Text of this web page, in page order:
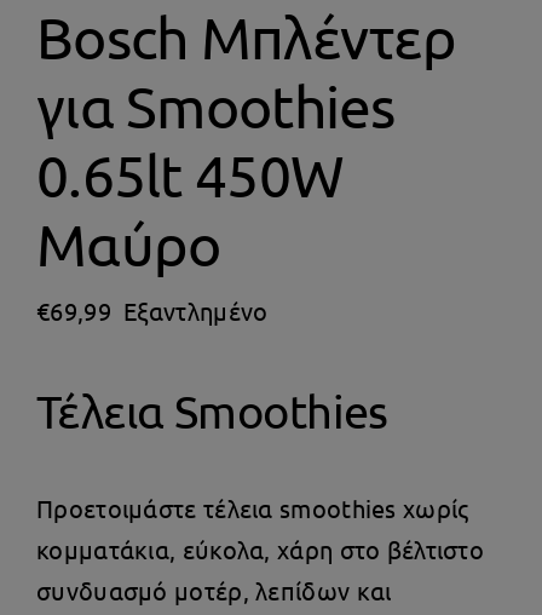
Bosch Μπλέντερ
για Smoothies
0.65lt 450W
Μαύρο
€69,99 Εξαντλημένο
Τέλεια Smoothies
Προετοιμάστε τέλεια smoothies χωρίς
κομματάκια, εύκολα, χάρη στο βέλτιστο
συνδυασμό μοτέρ, λεπίδων και